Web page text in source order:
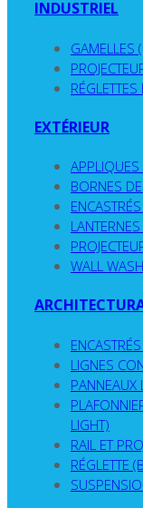
INDUSTRIEL
GAMELLES
EXTÉRIEUR
BORNES
WALL
LIGNES
PANNEAUX
LIGHT)
RAIL ET
RÉGLETTE